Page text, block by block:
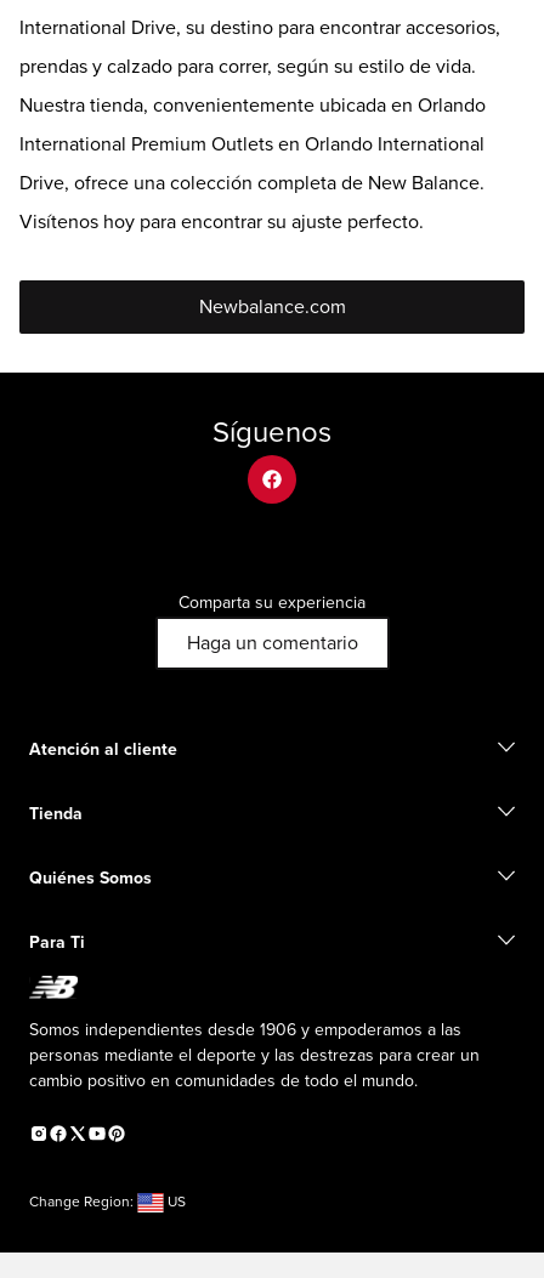
International Drive, su destino para encontrar accesorios,
prendas y calzado para correr, según su estilo de vida.
Nuestra tienda, convenientemente ubicada en Orlando
International Premium Outlets en Orlando International
Drive, ofrece una colección completa de New Balance.
Visítenos hoy para encontrar su ajuste perfecto.
Newbalance.com
Síguenos
facebook
Comparta su experiencia
Haga un comentario
Atención al cliente
Iniciar una devolución
Conviértete en miembro
Tienda
Tarjetas de regalo
Exclusiones de ventas
Reconsidered
Quiénes Somos
Liderazgo responsable
Fundación New Balance
Carreras
La PISTA en New Balance
Sala de prensa
Información sobre el plan médico
Para Ti
Descuentos especiales
Programa de afiliados
Productos falsificados
Declaración de accesibilidad
Somos independientes desde 1906 y empoderamos a las
personas mediante el deporte y las destrezas para crear un
cambio positivo en comunidades de todo el mundo.
Change Region: US